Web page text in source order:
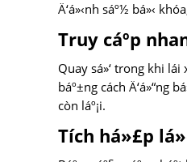
Ä‘á»‹nh sáº½ bá»‹
Truy cáº­p
Quay sá»‘ trong khi
báº±ng cách Ä‘á»“ng
còn láº¡i.
Tích há»£p